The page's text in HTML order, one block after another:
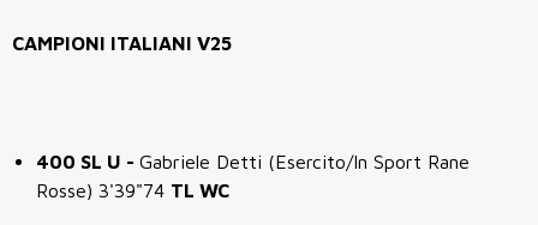
CAMPIONI ITALIANI V25
400 SL U - Gabriele Detti (Esercito/In Sport Rane
Rosse) 3'39"74 TL WC